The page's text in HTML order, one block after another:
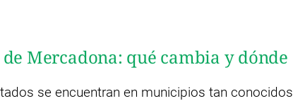
Mercadona: qué cambia y dónde
se encuentran en municipios tan conocidos